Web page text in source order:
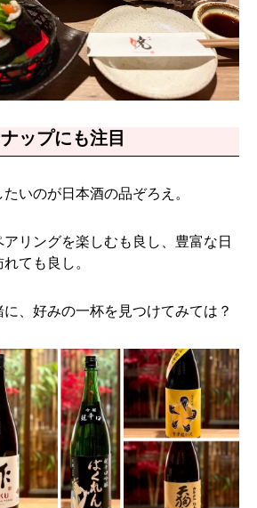
ップにも注目
いのが日本酒の品ぞろえ。
リングを楽しむも良し、豊富な日
ても良し。
、好みの一杯を見つけてみては？